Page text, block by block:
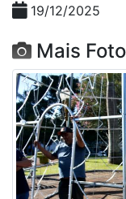
19/12/2025
Mais